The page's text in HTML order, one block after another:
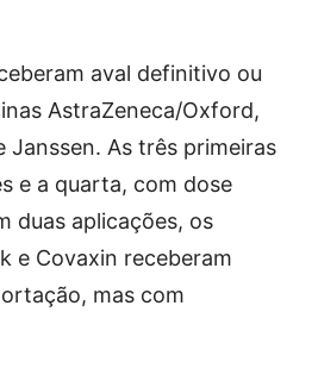
aval definitivo ou
AstraZeneca/Oxford,
Janssen. As três primeiras
e a quarta, com dose
duas aplicações, os
e Covaxin receberam
mas com